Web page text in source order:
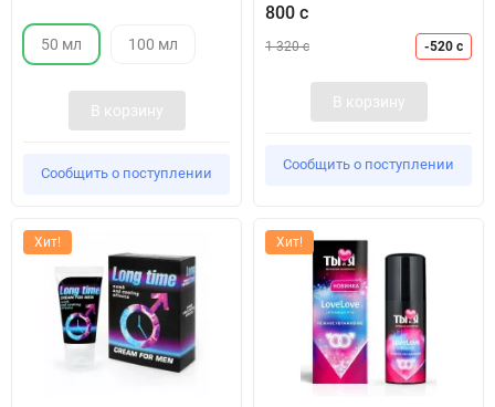
50 мл 100 мл
В корзину
Сообщить о поступлении
800 с
1 320 с -520 с
В корзину
Сообщить о поступлении
Хит! Хит!